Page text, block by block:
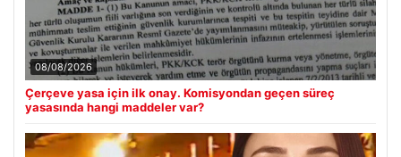
08/08/2026
Çerçeve yasa için ilk onay. Komisyondan geçen süreç
yasasında hangi maddeler var?